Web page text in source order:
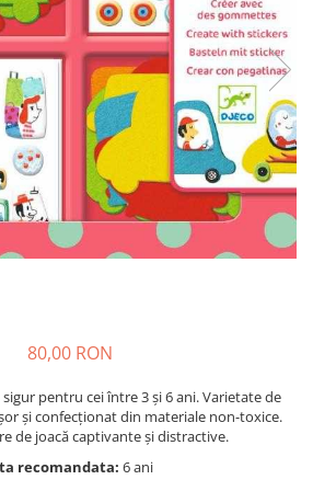
pentru copii
80,00 RON
pentru cei între 3 și 6 ani. Varietate de
și confecționat din materiale non-toxice.
de joacă captivante și distractive.
recomandata: 6 ani